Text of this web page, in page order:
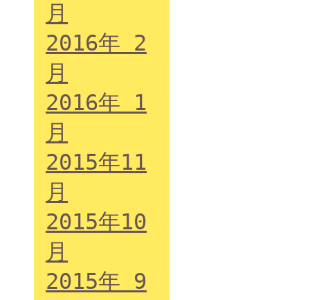
月
2016年 2
月
2016年 1
月
2015年11
月
2015年10
月
2015年 9